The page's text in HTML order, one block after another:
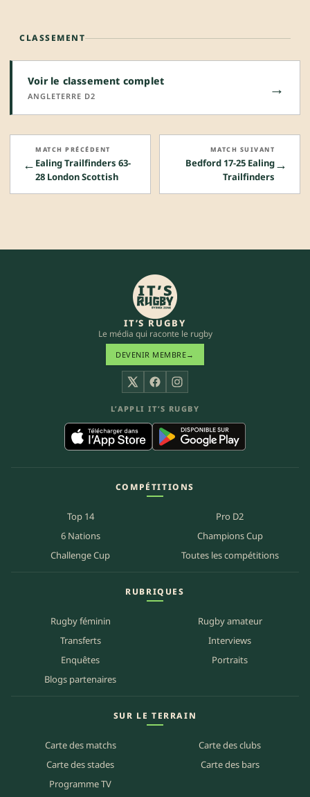
CLASSEMENT
Voir le classement complet
ANGLETERRE D2 →
←
MATCH PRÉCÉDENT
Ealing Trailfinders 63-
28 London Scottish
→
MATCH SUIVANT
Bedford 17-25 Ealing
Trailfinders
IT’S RUGBY
Le média qui raconte le rugby
DEVENIR MEMBRE→
X FacebookInstagram
L’APPLI IT’S RUGBY
COMPÉTITIONS
Top 14
Pro D2
6 Nations
Champions Cup
Challenge Cup
Toutes les compétitions
RUBRIQUES
Rugby féminin
Rugby amateur
Transferts
Interviews
Enquêtes
Portraits
Blogs partenaires
SUR LE TERRAIN
Carte des matchs
Carte des clubs
Carte des stades
Carte des bars
Programme TV